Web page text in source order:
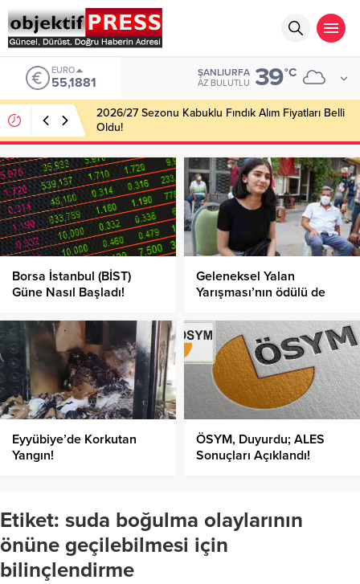
EURO
55,1881
ŞANLIURFA
AZ BULUTLU 39°C
2026/27 Sezonu Kabuklu Fındık Alım Fiyatları Belli
Oldu!
Borsa İstanbul (BİST)
Güne Nasıl Başladı!
Geleneksel Yalan
Yarışması’nın ödülü de
Eyyübiye’de Korkutan
Yangın!
ÖSYM, Duyurdu; ALES
Sonuçları Açıklandı!
Etiket: suda boğulma olaylarının
önüne geçilebilmesi için
bilinçlendirme